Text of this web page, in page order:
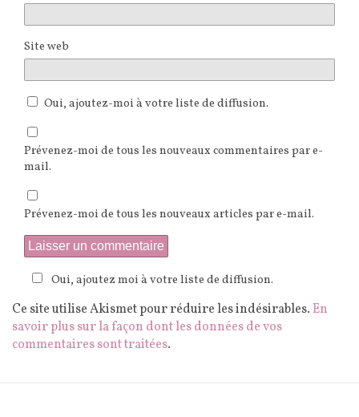
Site web
Oui, ajoutez-moi à votre liste de diffusion.
Prévenez-moi de tous les nouveaux commentaires par e-
mail.
Prévenez-moi de tous les nouveaux articles par e-mail.
Oui, ajoutez moi à votre liste de diffusion.
Ce site utilise Akismet pour réduire les indésirables. En
savoir plus sur la façon dont les données de vos
commentaires sont traitées.